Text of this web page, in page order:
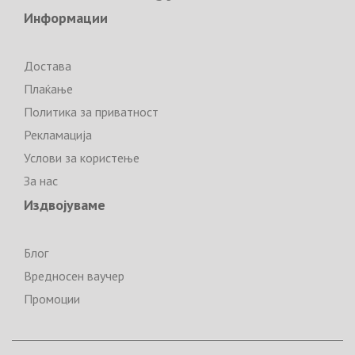
Информации
Достава
Плаќање
Политика за приватност
Рекламација
Услови за користење
За нас
Издвојуваме
Блог
Вредносен ваучер
Промоции